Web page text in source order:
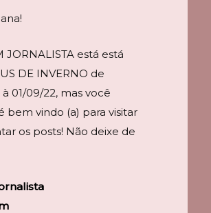
JORNALISTA está está
DE INVERNO de
01/09/22, mas você
bem vindo (a) para visitar
os posts! Não deixe de